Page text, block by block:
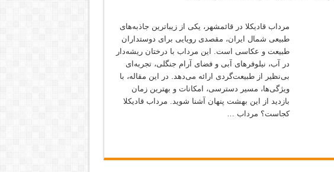
مرداب قادیکلا در قائمشهر، یکی از زیباترین جاذبه‌های
طبیعی شمال ایران، مقصدی رویایی برای دوستداران
طبیعت و عکاسی است. این مرداب با درختان ریشه‌دار
در آب، نیلوفرهای آبی و فضای آرام جنگلی، تجربه‌ای
بی‌نظیر از طبیعت‌گردی ارائه می‌دهد. در این مقاله، با
ویژگی‌ها، مسیر دسترسی، امکانات و بهترین زمان
بازدید از این بهشت پنهان آشنا شوید. مرداب قادیکلا
کجاست؟ مرداب …